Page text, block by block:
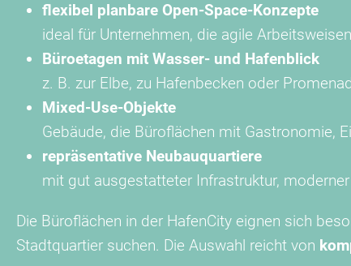
flexibel planbare Open-Space-Konzepte
ideal für Unternehmen, die agile
Büroetagen mit Wasser- und Hafenblick
z. B. zur Elbe, zu Hafenbecken oder
Mixed-Use-Objekte
Gebäude, die Büroflächen mit Gastronomie,
repräsentative Neubauquartiere
mit gut ausgestatteter Infrastruktur,
Die Büroflächen in der HafenCity eignen sich
Stadtquartier suchen. Die Auswahl reicht von